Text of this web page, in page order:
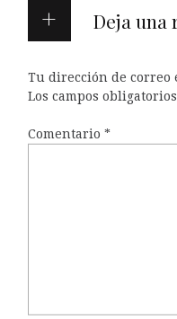
Deja una
Tu dirección de correo
Los campos
Comentario *